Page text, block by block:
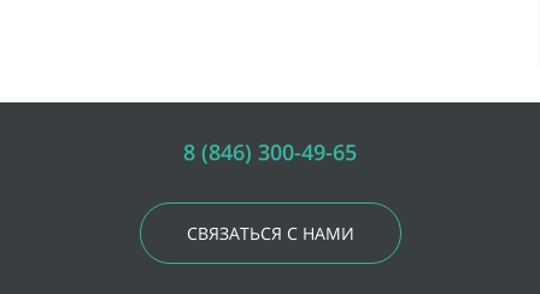
8 (846) 300-49-65
СВЯЗАТЬСЯ С НАМИ